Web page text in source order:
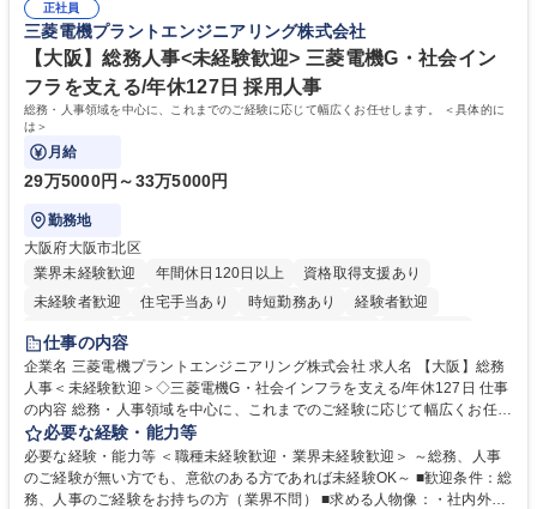
幅広い業務の体得が可能で、多様なキャリアパスを描くことも可能です。
募集職種 【総務】未経験歓迎◎/リモート可/世界で唯一の事業/福利厚生◎/
再雇用有
対処できる・新しいことに興味関心がある 【魅力】■自己啓発支援：資格
取得や通信教育など費用の80%（年間25万円まで）を補助 ■住宅手当：家
賃の50%（月額7万円まで）を補助 学歴・資格 学歴：大学院 大学 語学
力： 資格：
正社員
三菱電機プラントエンジニアリング株式会社
【大阪】総務人事<未経験歓迎> 三菱電機G・社会イン
フラを支える/年休127日 採用人事
総務・人事領域を中心に、これまでのご経験に応じて幅広くお任せします。 ＜具体的に
は＞
月給
29万5000円～33万5000円
勤務地
大阪府大阪市北区
業界未経験歓迎
年間休日120日以上
資格取得支援あり
未経験者歓迎
住宅手当あり 時短勤務あり
経験者歓迎
退職金あり
駅近5分以内
土日祝休み 服装自由 寮・社宅あり 食事補助あり
仕事の内容
企業名 三菱電機プラントエンジニアリング株式会社 求人名 【大阪】総務
人事＜未経験歓迎＞◇三菱電機G・社会インフラを支える/年休127日 仕事
の内容 総務・人事領域を中心に、これまでのご経験に応じて幅広くお任せ
します。 ＜具体的には＞ ・総務/人事労務（給与・社保・勤怠管理など）
・採用・教育研修 ・福利厚生運用 など ※基本的には事務所勤務ですが、
採用や教育等の業務内容により、関西圏以外への日帰り・宿泊を伴う国内
出張もございます。 ※担当業務を持ちつつ、お互いに助け合いながら、総
必要な経験・能力等
必要な経験・能力等 ＜職種未経験歓迎・業界未経験歓迎＞ ～総務、人事
のご経験が無い方でも、意欲のある方であれば未経験OK～ ■歓迎条件：総
務、人事のご経験をお持ちの方（業界不問） ■求める人物像：・社内外の